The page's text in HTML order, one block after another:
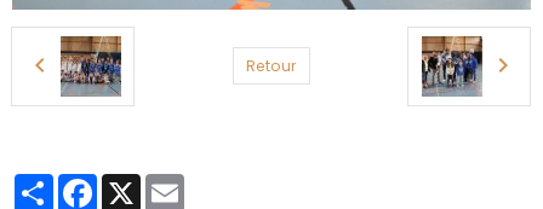
Retour
PartagerFacebook
X